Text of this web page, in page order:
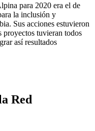
para 2020 era el de
la inclusión y
Sus acciones estuvieron
proyectos tuvieran todos
así resultados
Red